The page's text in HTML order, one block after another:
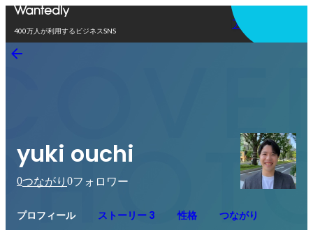
400万人が利用するビジネスSNS
アプリを使う
yuki ouchi
0つながり 0フォロワー
プロフィール ストーリー 3 性格 つながり